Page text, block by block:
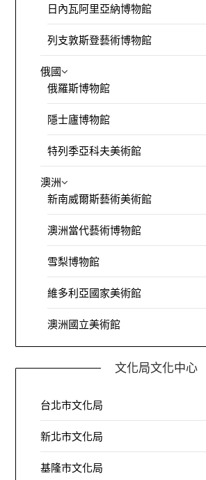
日內瓦阿里亞納博物館
列支敦斯登藝術博物館
俄國
俄羅斯博物館
隱士廬博物館
特列季亞科夫美術館
澳洲
新南威爾斯藝術美術館
澳洲當代藝術博物館
雪梨博物館
維多利亞國家美術館
澳洲國立美術館
文化局文化中心
台北市文化局
新北市文化局
基隆市文化局